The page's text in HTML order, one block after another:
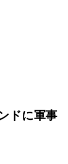
ドに軍事